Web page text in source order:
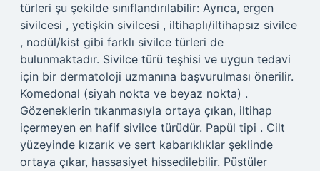
türleri şu şekilde sınıflandırılabilir: Ayrıca, ergen
sivilcesi , yetişkin sivilcesi , iltihaplı/iltihapsız sivilce
, nodül/kist gibi farklı sivilce türleri de
bulunmaktadır. Sivilce türü teşhisi ve uygun tedavi
için bir dermatoloji uzmanına başvurulması önerilir.
Komedonal (siyah nokta ve beyaz nokta) .
Gözeneklerin tıkanmasıyla ortaya çıkan, iltihap
içermeyen en hafif sivilce türüdür. Papül tipi . Cilt
yüzeyinde kızarık ve sert kabarıklıklar şeklinde
ortaya çıkar, hassasiyet hissedilebilir. Püstüler